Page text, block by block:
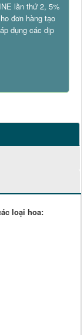
lần thứ 2, 5%
đơn hàng tạo
dụng các dịp
loại hoa: